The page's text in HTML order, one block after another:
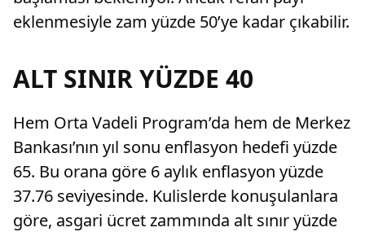
eklenmesiyle zam yüzde 50’ye kadar çıkabilir.
ALT SINIR YÜZDE 40
Hem Orta Vadeli Program’da hem de Merkez
Bankası’nın yıl sonu enflasyon hedefi yüzde
65. Bu orana göre 6 aylık enflasyon yüzde
37.76 seviyesinde. Kulislerde konuşulanlara
göre, asgari ücret zammında alt sınır yüzde